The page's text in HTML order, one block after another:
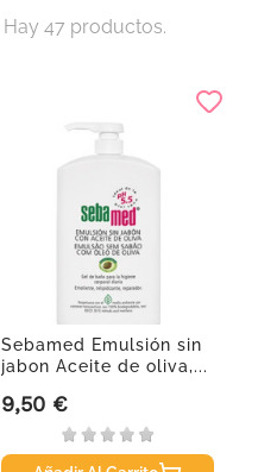
Hay 47 productos.
Sebamed Emulsión sin
jabon Aceite de oliva,...
Precio
9,50 €